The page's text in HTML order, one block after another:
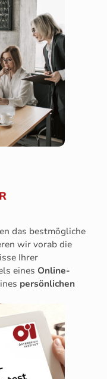
das bestmögliche
wir vorab die
Ihrer
eines Online-
persönlichen